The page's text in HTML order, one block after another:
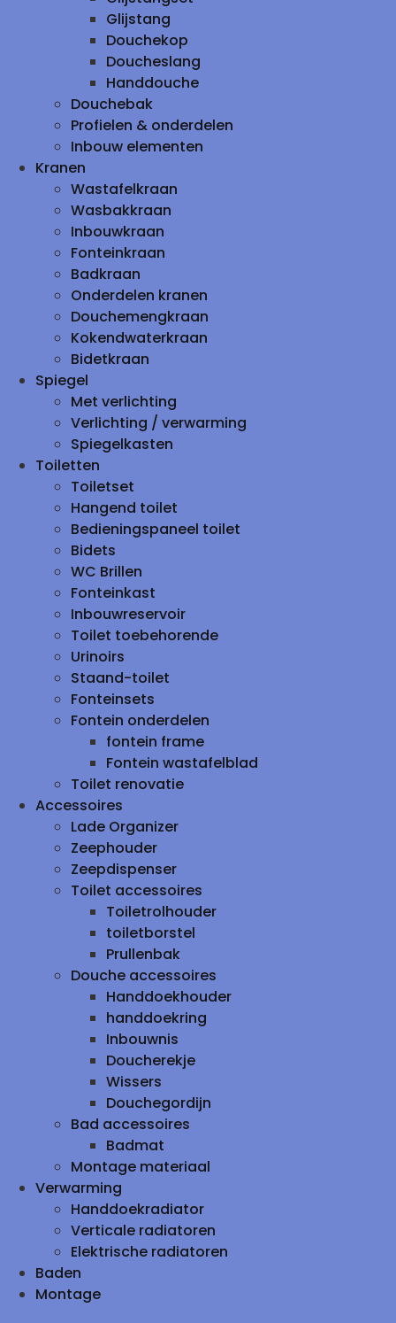
Glijstang
Douchekop
Doucheslang
Handdouche
Douchebak
Profielen & onderdelen
Inbouw elementen
Kranen
Wastafelkraan
Wasbakkraan
Inbouwkraan
Fonteinkraan
Badkraan
Onderdelen kranen
Douchemengkraan
Kokendwaterkraan
Bidetkraan
Spiegel
Met verlichting
Verlichting / verwarming
Spiegelkasten
Toiletten
Toiletset
Hangend toilet
Bedieningspaneel toilet
Bidets
WC Brillen
Fonteinkast
Inbouwreservoir
Toilet toebehorende
Urinoirs
Staand-toilet
Fonteinsets
Fontein onderdelen
fontein frame
Fontein wastafelblad
Toilet renovatie
Accessoires
Lade Organizer
Zeephouder
Zeepdispenser
Toilet accessoires
Toiletrolhouder
toiletborstel
Prullenbak
Douche accessoires
Handdoekhouder
handdoekring
Inbouwnis
Doucherekje
Wissers
Douchegordijn
Bad accessoires
Badmat
Montage materiaal
Verwarming
Handdoekradiator
Verticale radiatoren
Elektrische radiatoren
Baden
Montage